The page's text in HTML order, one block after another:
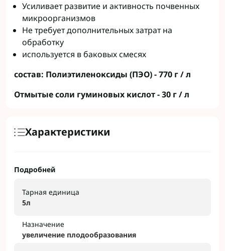
Усиливает развитие и активность почвенных
микроорганизмов
Не требует дополнительных затрат на
обработку
используется в баковых смесях
состав: Полиэтиленоксиды (ПЭО) - 770 г / л
Отмытые соли гуминовых кислот - 30 г / л
Характеристики
Подробней
Тарная единица
5л
Назначение
увеличение плодообразования